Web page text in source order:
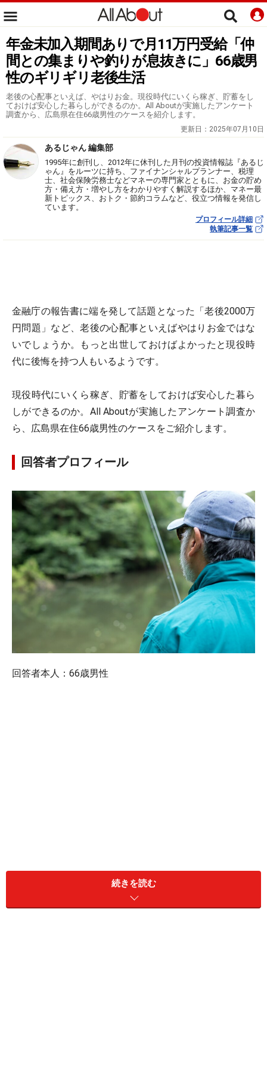
年金未加入期間ありで月11万円受給「仲
間との集まりや釣りが息抜きに」66歳男
性のギリギリ老後生活
老後の心配事といえば、やはりお金。現役時代にいくら稼ぎ、貯蓄をし
ておけば安心した暮らしができるのか。All Aboutが実施したアンケート
調査から、広島県在住66歳男性のケースを紹介します。
更新日： 2025年07月10日
あるじゃん 編集部
1995年に創刊し、2012年に休刊した月刊の投資情報誌『あるじ
ゃん』をルーツに持ち、ファイナンシャルプランナー、税理
士、社会保険労務士などマネーの専門家とともに、お金の貯め
方・備え方・増やし方をわかりやすく解説するほか、マネー最
新トピックス、おトク・節約コラムなど、役立つ情報を発信し
ています。
プロフィール詳細
執筆記事一覧
金融庁の報告書に端を発して話題となった「老後2000万
円問題」など、老後の心配事といえばやはりお金ではな
いでしょうか。もっと出世しておけばよかったと現役時
代に後悔を持つ人もいるようです。
現役時代にいくら稼ぎ、貯蓄をしておけば安心した暮ら
しができるのか。All Aboutが実施したアンケート調査か
ら、広島県在住66歳男性のケースをご紹介します。
回答者プロフィール
回答者本人：66歳男性
リタイア前の雇用形態：派遣・契約社員
続きを読む